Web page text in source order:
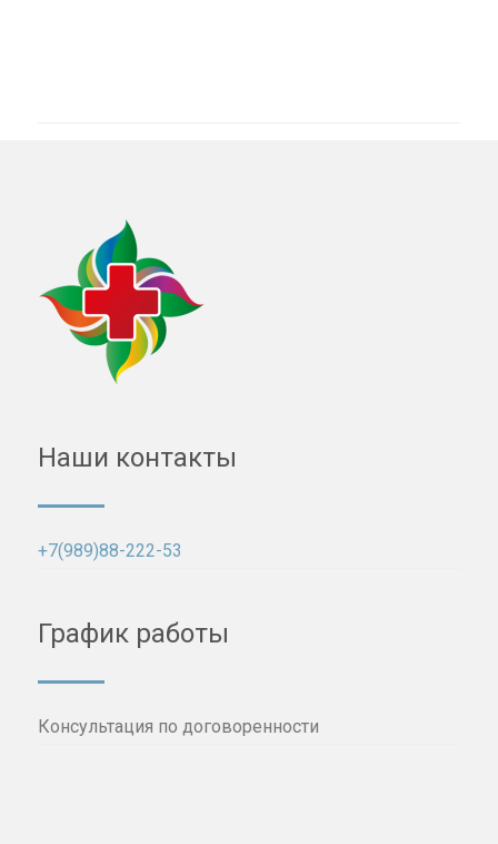
Наши контакты
+7(989)88-222-53
График работы
Консультация по договоренности